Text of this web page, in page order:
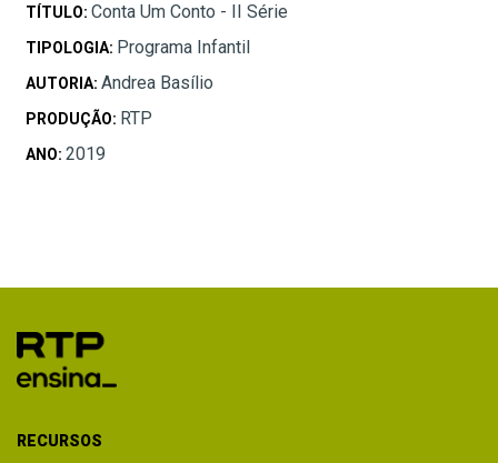
TÍTULO: Conta Um Conto - II Série
TIPOLOGIA: Programa Infantil
AUTORIA: Andrea Basílio
PRODUÇÃO: RTP
ANO: 2019
RECURSOS